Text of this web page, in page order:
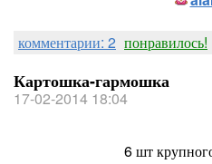
комментарии: 2 понравилось!
Картошка-гармошка
17-02-2014 18:04
6 шт